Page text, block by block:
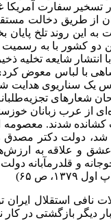
از طریق دخالت
این روند تلخ پایان
با انتشار شایعه
با لباس معوض کردی
یک سناریوی هدایت
تجزیه‌طلبانه
از عرب زبانان
دولت دکتر مصدق را
و علاقه به
و قلدرمآبانه دولت
ص ۶۵)
نافی استقلال
بازگشتی در کار